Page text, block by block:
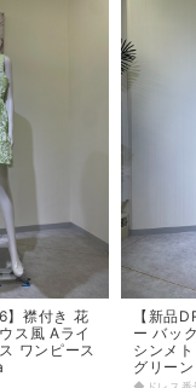
】襟付き 花
ス風 Aライ
ワンピース
【新品
ー バッ
シンメ
グリー